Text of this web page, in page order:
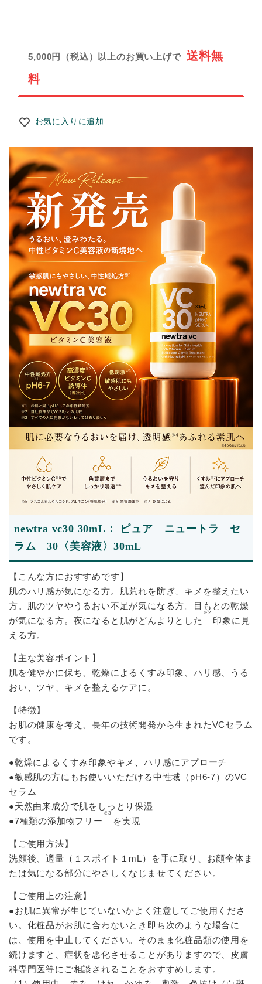
5,000円（税込）以上のお買い上げで 送料無
料
お気に入りに追加
newtra vc30 30mL： ピュア ニュートラ セ
ラム 30〈美容液〉30mL
【こんな方におすすめです】
肌のハリ感が気になる方。肌荒れを防ぎ、キメを整えたい
方。肌のツヤやうるおい不足が気になる方。目もとの乾燥
が気になる方。夜になると肌がどんよりとした
※2
印象に見
える方。
【主な美容ポイント】
肌を健やかに保ち、乾燥によるくすみ印象、ハリ感、うる
おい、ツヤ、キメを整えるケアに。
【特徴】
お肌の健康を考え、長年の技術開発から生まれたVCセラム
です。
●乾燥によるくすみ印象やキメ、ハリ感にアプローチ
●敏感肌の方にもお使いいただける中性域（pH6-7）のVC
セラム
●天然由来成分で肌をしっとり保湿
●7種類の添加物フリー
※3
を実現
【ご使用方法】
洗顔後、適量（１スポイト１mL）を手に取り、お顔全体ま
たは気になる部分にやさしくなじませてください。
【ご使用上の注意】
●お肌に異常が生じていないかよく注意してご使用くださ
い。化粧品がお肌に合わないとき即ち次のような場合に
は、使用を中止してください。そのまま化粧品類の使用を
続けますと、症状を悪化させることがありますので、皮膚
科専門医等にご相談されることをおすすめします。